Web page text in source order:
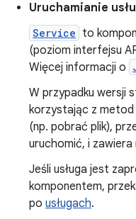
Uruchamianie
Service to
(poziom interfejsu
Więcej informacji o
W przypadku wersji
korzystając z metod
(np. pobrać plik),
uruchomić, i zawiera
Jeśli usługa jest
komponentem,
po usługach.